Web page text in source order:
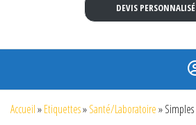
DEVIS PERSONNALISÉ
Accueil»Etiquettes»Santé/Laboratoire»Simples